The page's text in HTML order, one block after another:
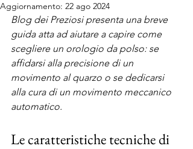
Aggiornamento: 22 ago 2024
Blog dei Preziosi presenta una breve
guida atta ad aiutare a capire come
scegliere un orologio da polso: se
affidarsi alla precisione di un
movimento al quarzo o se dedicarsi
alla cura di un movimento meccanico
automatico.
Le caratteristiche tecniche di